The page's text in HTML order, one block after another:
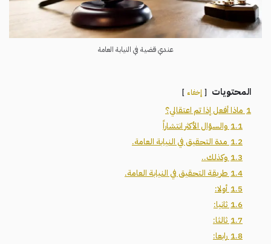
عندي قضية في النيابة العامة
المحتويات إخفاء
1 ماذا أفعل إذا تم اعتقالي؟
1.1 والسؤال الأكثر انتشاراً
1.2 مدة التحقيق في النيابة العامة.
1.3 وكذلك..
1.4 طريقة التحقيق في النيابة العامة.
1.5 أولا:
1.6 ثانيا:
1.7 ثالثا:
1.8 رابعا: